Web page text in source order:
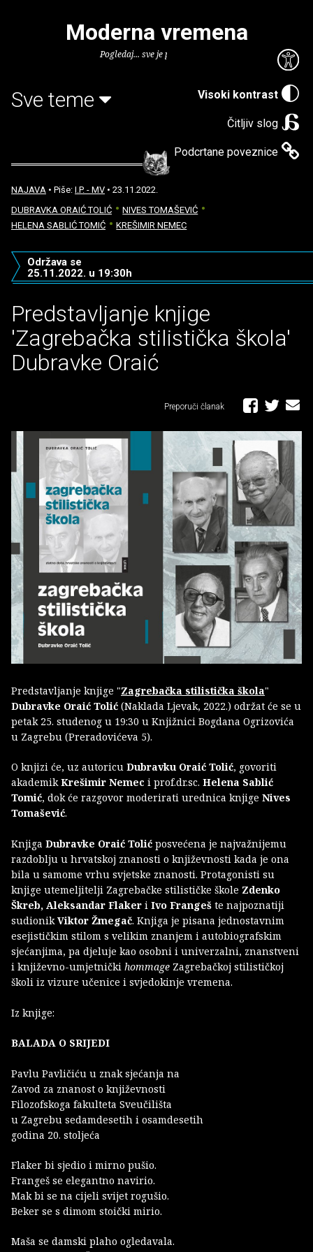
Visoki kontrast
Čitljiv slog
Podcrtane poveznice
Moderna vremena
Pogledaj... sve je puno knjiga.
Sve teme
NAJAVA • Piše: I.P. - MV • 23.11.2022.
DUBRAVKA ORAIĆ TOLIĆ
NIVES TOMAŠEVIĆ
HELENA SABLIĆ TOMIĆ
KREŠIMIR NEMEC
Predstavljanje knjige
'Zagrebačka stilistička škola'
Dubravke Oraić
Održava se
25.11.2022. u 19:30h
Preporuči članak
Predstavljanje knjige "Zagrebačka stilistička škola"
Dubravke Oraić Tolić (Naklada Ljevak, 2022.) održat će se u
petak 25. studenog u 19:30 u Knjižnici Bogdana Ogrizovića
u Zagrebu (Preradovićeva 5).
O knjizi će, uz autoricu Dubravku Oraić Tolić, govoriti
akademik Krešimir Nemec i prof.dr.sc. Helena Sablić
Tomić, dok će razgovor moderirati urednica knjige Nives
Tomašević.
Knjiga Dubravke Oraić Tolić posvećena je najvažnijemu
razdoblju u hrvatskoj znanosti o književnosti kada je ona
bila u samome vrhu svjetske znanosti. Protagonisti su
knjige utemeljitelji Zagrebačke stilističke škole Zdenko
Škreb, Aleksandar Flaker i Ivo Frangeš te najpoznatiji
sudionik Viktor Žmegač. Knjiga je pisana jednostavnim
esejističkim stilom s velikim znanjem i autobiografskim
sjećanjima, pa djeluje kao osobni i univerzalni, znanstveni
i književno-umjetnički hommage Zagrebačkoj stilističkoj
školi iz vizure učenice i svjedokinje vremena.
Iz knjige:
BALADA O SRIJEDI
Pavlu Pavličiću u znak sjećanja na
Zavod za znanost o književnosti
Filozofskoga fakulteta Sveučilišta
u Zagrebu sedamdesetih i osamdesetih
godina 20. stoljeća
Flaker bi sjedio i mirno pušio.
Frangeš se elegantno navirio.
Mak bi se na cijeli svijet rogušio.
Beker se s dimom stoički mirio.
Maša se damski plaho ogledavala.